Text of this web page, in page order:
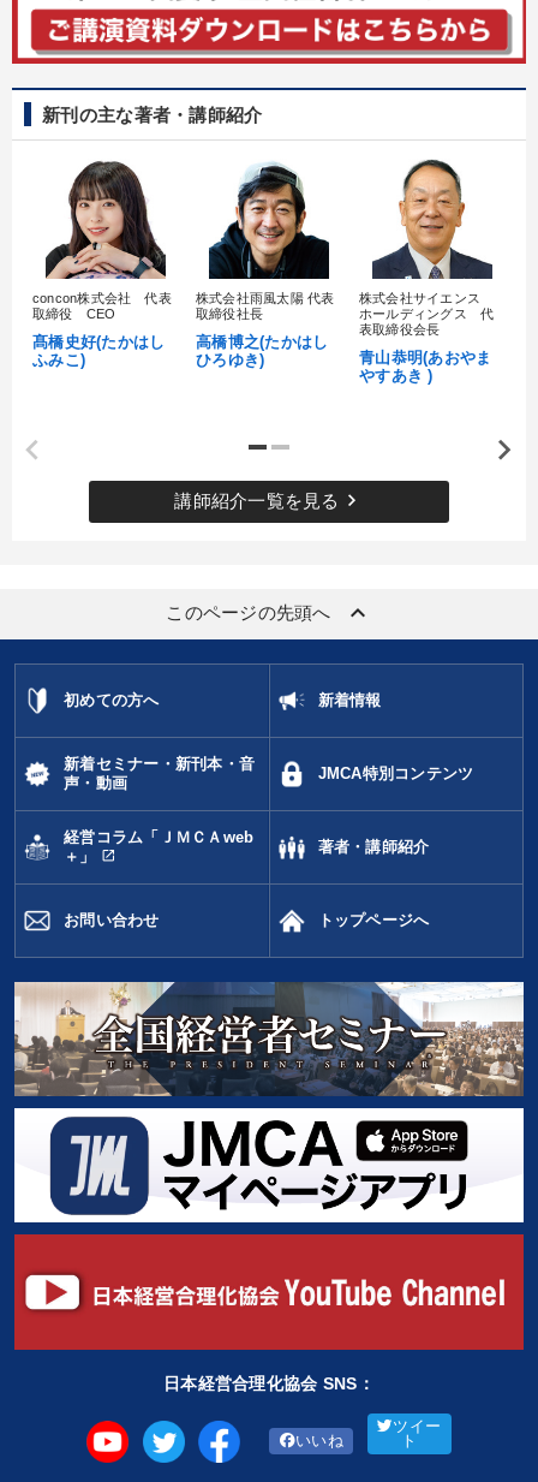
新刊の主な著者・講師紹介
concon株式会社 代表
取締役 CEO
髙橋史好(たかはし
ふみこ)
株式会社雨風太陽 代表
取締役社長
高橋博之(たかはし
ひろゆき)
株式会社サイエンス
ホールディングス 代
表取締役会長
青山恭明(あおやま
やすあき )
講師紹介一覧を見る keyboard_arrow_right
このページの先頭へ keyboard_arrow_up
初めての方へ 新着情報
新着セミナー・新刊本・音
声・動画
JMCA特別コンテンツ
経営コラム「ＪＭＣＡweb
＋」
open_in_new
著者・講師紹介
お問い合わせ トップページへ
日本経営合理化協会 SNS：
いいね
ツイー
ト